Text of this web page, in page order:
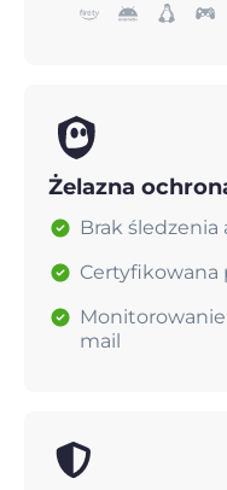
Żelazna
Brak
Certyfikowana
mail